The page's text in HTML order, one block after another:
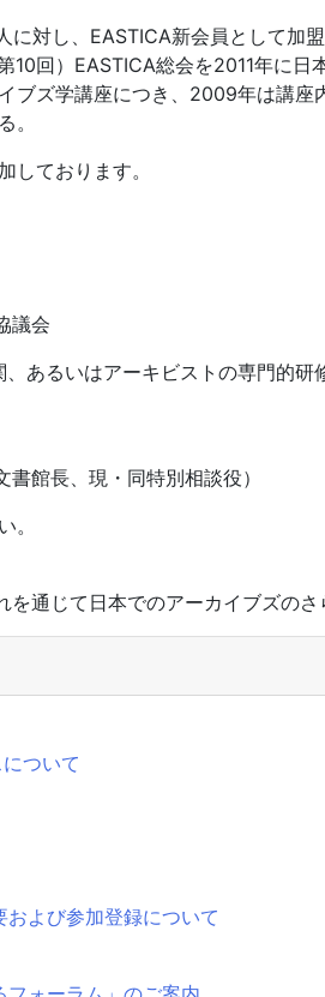
対し、EASTICA新会員として加盟
回）EASTICA総会を2011年に日
ブズ学講座につき、2009年は講
。
しております。
議会
あるいはアーキビストの専門的研
館長、現・同特別相談役）
。
通じて日本でのアーカイブズのさ
ついて
よび参加登録について